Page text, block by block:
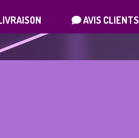
AVIS CLIENTS